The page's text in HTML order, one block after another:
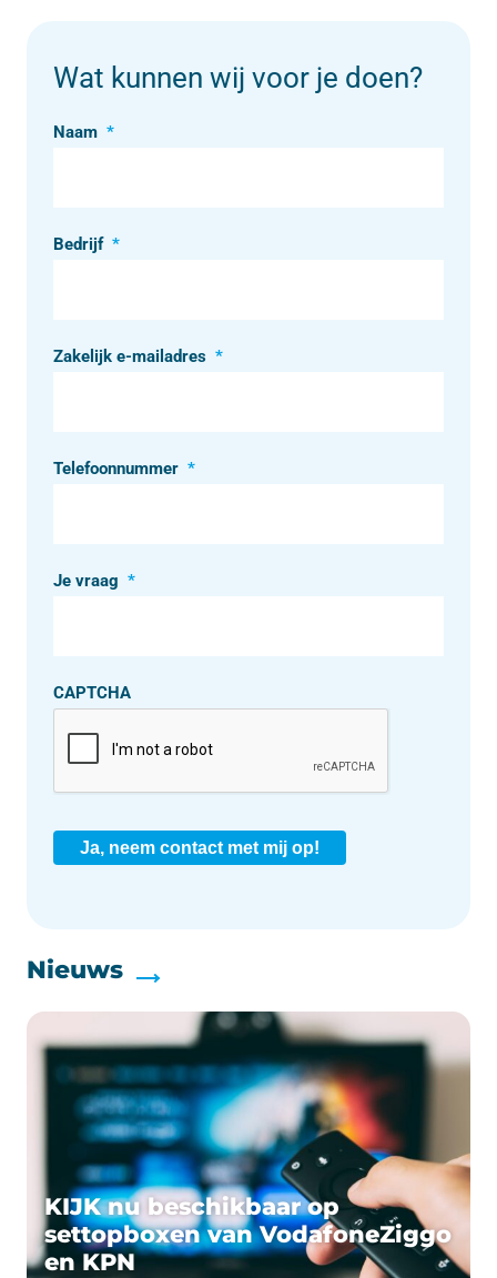
Wat kunnen wij voor je doen?
Naam *
Bedrijf *
Zakelijk e-mailadres *
Telefoonnummer *
Je vraag *
CAPTCHA
Ja, neem contact met mij op!
Nieuws
KIJK nu beschikbaar op
settopboxen van VodafoneZiggo
en KPN